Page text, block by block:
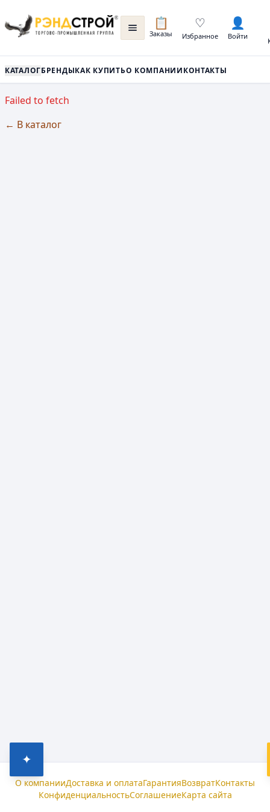
📋
Заказы
♡
Избранное
👤
Войти
КАТАЛОГБРЕНДЫКАК КУПИТЬО КОМПАНИИКОНТАКТЫ
Failed to fetch
← В каталог
✦
О компанииДоставка и оплатаГарантияВозвратКонтакты
КонфиденциальностьСоглашениеКарта сайта